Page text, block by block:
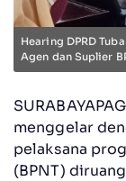
Hearing DPRD
Agen dan Suplier
menggelar
pelaksana
(BPNT)